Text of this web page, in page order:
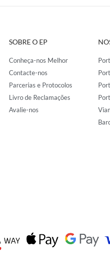
SOBRE O EP
Conheça-nos Melhor
Contacte-nos
Parcerias e Protocolos
Livro de Reclamações
Avalie-nos